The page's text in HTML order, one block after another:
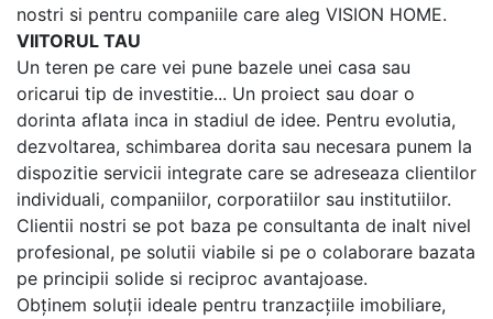
nostri si pentru companiile care aleg VISION HOME.
VIITORUL TAU
Un teren pe care vei pune bazele unei casa sau
oricarui tip de investitie... Un proiect sau doar o
dorinta aflata inca in stadiul de idee. Pentru evolutia,
dezvoltarea, schimbarea dorita sau necesara punem la
dispozitie servicii integrate care se adreseaza clientilor
individuali, companiilor, corporatiilor sau institutiilor.
Clientii nostri se pot baza pe consultanta de inalt nivel
profesional, pe solutii viabile si pe o colaborare bazata
pe principii solide si reciproc avantajoase.
Obținem soluții ideale pentru tranzacțiile imobiliare,